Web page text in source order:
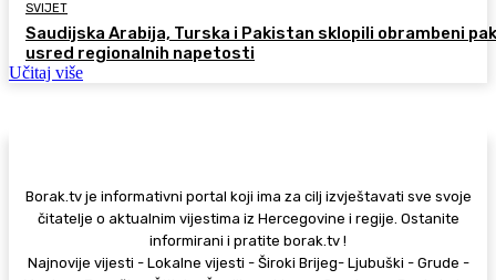
SVIJET
Saudijska Arabija, Turska i Pakistan sklopili obrambeni
usred regionalnih napetosti
Učitaj više
Borak.tv je informativni portal koji ima za cilj izvještavati sve svoje
čitatelje o aktualnim vijestima iz Hercegovine i regije. Ostanite
informirani i pratite borak.tv !
Najnovije vijesti - Lokalne vijesti - Široki Brijeg- Ljubuški - Grude -